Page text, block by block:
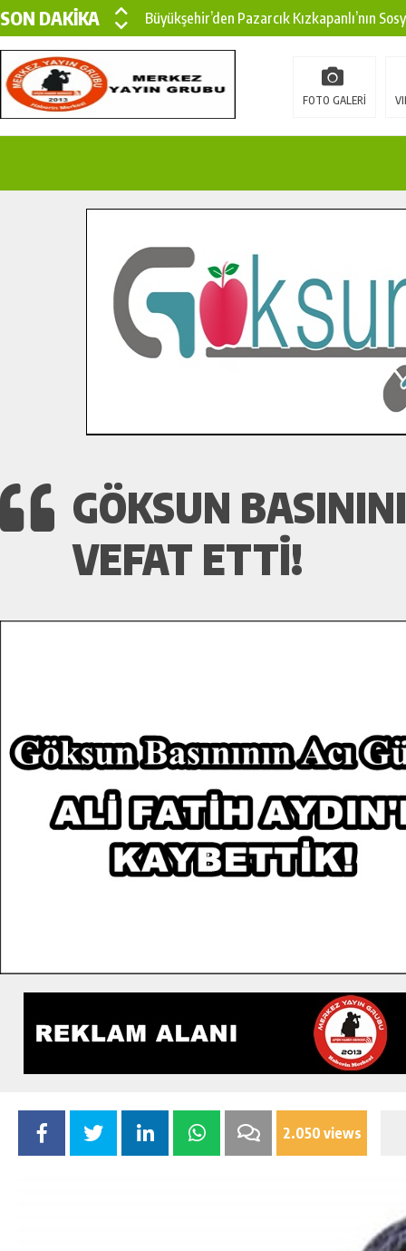
SON DAKİKA
Büyükşehir’den Pazarcık Kızkapanlı’nın
Büyükşehir’den Pazarcık Kırsalına Modern
Çin’den KSÜ’ye Uluslararası Başarı:
İlçe Jandarma Komutanı Karakaya’dan
Bertiz’in Yeni Köprüsünde Sona Doğru.
FOTO GALERİ
GÖKSUN
VEFAT ETTI!
2.050 views